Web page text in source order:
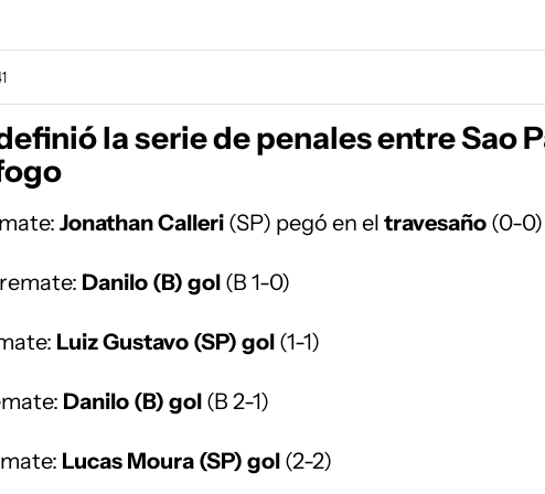
la serie de penales entre Sao
Jonathan Calleri (SP) pegó en el travesaño (0-0)
Danilo (B) gol (B 1-0)
Luiz Gustavo (SP) gol(1-1)
Danilo (B) gol(B 2-1)
Lucas Moura (SP) gol (2-2)